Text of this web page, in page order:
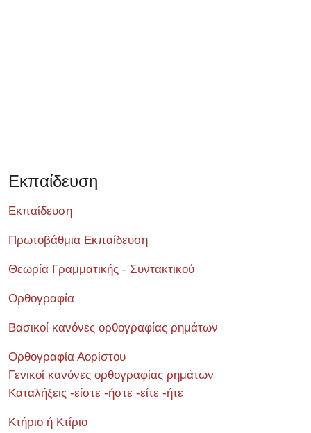
Εκπαίδευση
Εκπαίδευση
Πρωτοβάθμια Εκπαίδευση
Θεωρία Γραμματικής - Συντακτικού
Ορθογραφία
Βασικοί κανόνες ορθογραφίας ρημάτων
Ορθογραφία Αορίστου
Γενικοί κανόνες ορθογραφίας ρημάτων
Καταλήξεις -είστε -ήστε -είτε -ήτε
Κτήριο ή Κτίριο